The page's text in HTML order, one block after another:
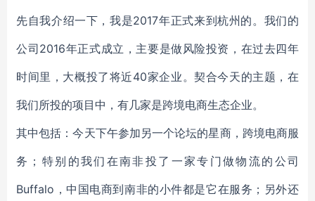
先自我介绍一下，我是2017年正式来到杭州的。我们的
公司2016年正式成立，主要是做风险投资，在过去四年
时间里，大概投了将近40家企业。契合今天的主题，在
我们所投的项目中，有几家是跨境电商生态企业。
其中包括：今天下午参加另一个论坛的星商，跨境电商服
务；特别的我们在南非投了一家专门做物流的公司
Buffalo，中国电商到南非的小件都是它在服务；另外还